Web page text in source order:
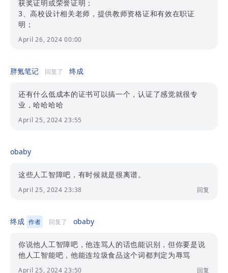
获奖证明或荣誉证明；
3、高校设计相关老师，提供教师资格证和有效在职证
明；
April 26, 2024 00:00
胖氪笔记 回复了 终成
还有什么低成本的证书可以搞一个，认证了感觉就很专
业，哈哈哈哈
April 25, 2024 23:55
obaby
这些人工智障吧，有时候就是很离谱。
April 25, 2024 23:38 回复
终成 作者 回复了 obaby
你说他人工智障吧，他连骂人的话也能识别，但你要是说
他人工智能吧，他能连垃圾食品这个词都判定为辱骂
April 25, 2024 23:50 回复